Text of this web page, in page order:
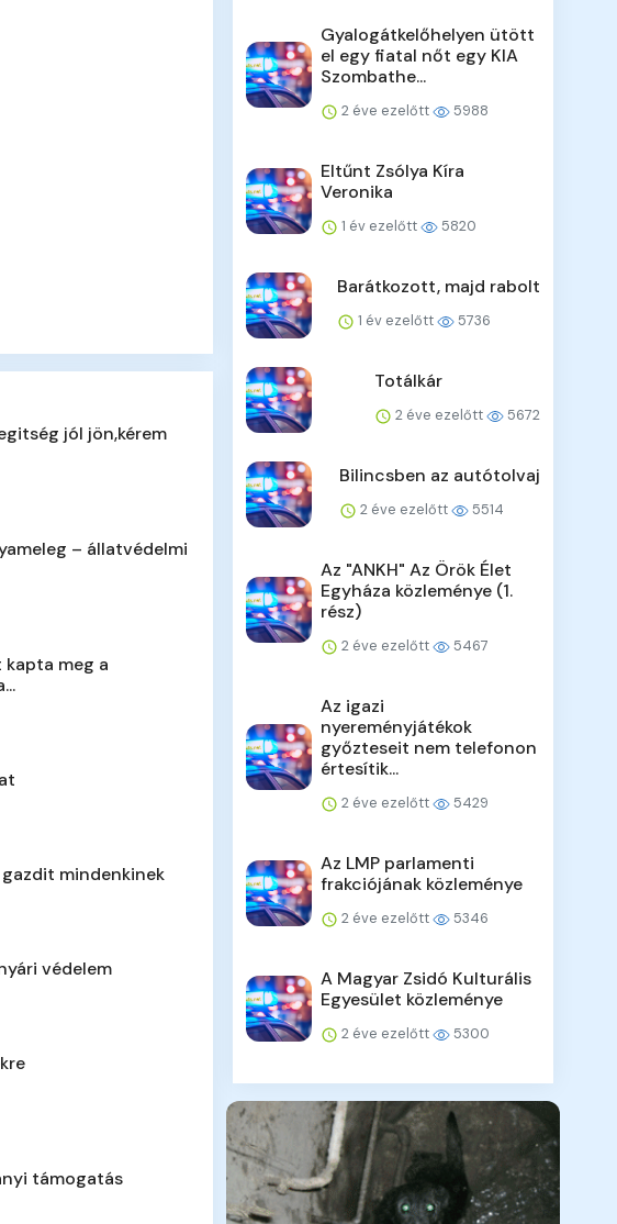
jól jön,kérem
– állatvédelmi
kapta meg a
mindenkinek
védelem
támogatás
Gyalogátkelőhelyen ütött
el egy fiatal nőt egy KIA
Szombathe...
2 éve ezelőtt 5988
Eltűnt Zsólya Kíra
Veronika
1 év ezelőtt 5820
Barátkozott, majd rabolt
1 év ezelőtt 5736
Totálkár
2 éve ezelőtt 5672
Bilincsben az autótolvaj
2 éve ezelőtt 5514
Az "ANKH" Az Örök Élet
Egyháza közleménye (1.
rész)
2 éve ezelőtt 5467
Az igazi
nyereményjátékok
győzteseit nem telefonon
értesítik...
2 éve ezelőtt 5429
Az LMP parlamenti
frakciójának közleménye
2 éve ezelőtt 5346
A Magyar Zsidó Kulturális
Egyesület közleménye
2 éve ezelőtt 5300